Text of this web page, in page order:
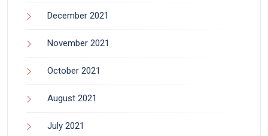
December 2021
November 2021
October 2021
August 2021
July 2021